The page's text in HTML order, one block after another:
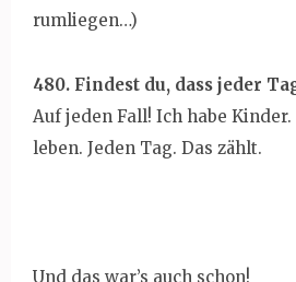
rumliegen…)
480. Findest du, dass jeder
Auf jeden Fall! Ich habe Kinder.
leben. Jeden Tag. Das zählt.
Und das war’s auch schon!